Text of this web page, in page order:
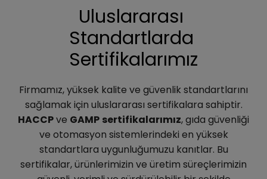
Uluslararası
Standartlarda
Sertifikalarımız
Firmamız, yüksek kalite ve güvenlik standartlarını
sağlamak için uluslararası sertifikalara sahiptir.
HACCPve GAMP sertifikalarımız, gıda güvenliği
ve otomasyon sistemlerindeki en yüksek
standartlara uygunluğumuzu kanıtlar. Bu
sertifikalar, ürünlerimizin ve üretim süreçlerimizin